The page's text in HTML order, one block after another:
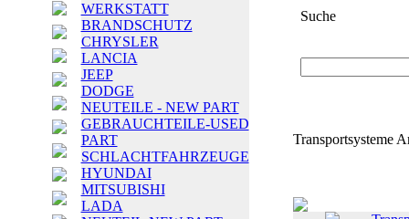
WERKSTATT
BRANDSCHUTZ
CHRYSLER
LANCIA
JEEP
DODGE
NEUTEILE - NEW PART
GEBRAUCHTEILE-USED
PART
SCHLACHTFAHRZEUGE
HYUNDAI
MITSUBISHI
LADA
Suche
Transportsysteme